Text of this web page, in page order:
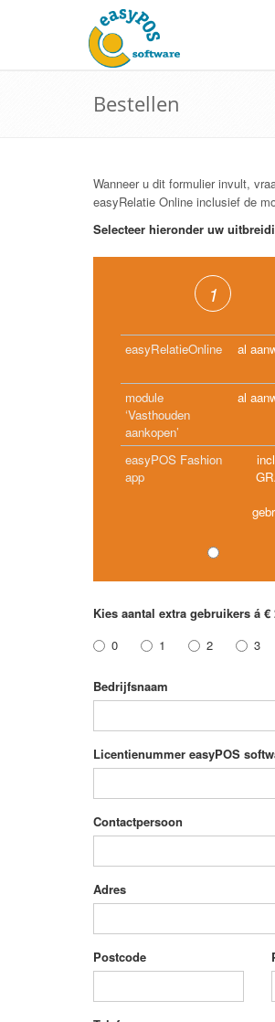
Bestellen
Wanneer u dit formulier invult,
easyRelatie Online inclusief de
Selecteer hieronder uw
1
easyRelatieOnline al
module
‘Vasthouden
aankopen’
al
easyPOS Fashion
app
Kies aantal extra gebruikers á €
0
1 2 3
Bedrijfsnaam
Licentienummer easyPOS
Contactpersoon
Adres
Postcode